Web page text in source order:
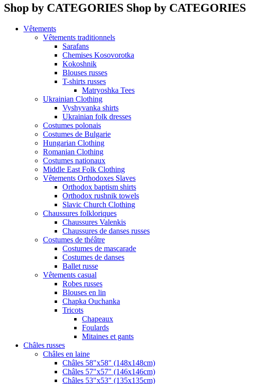
Shop by CATEGORIES Shop by CATEGORIES
Vêtements
Vêtements traditionnels
Sarafans
Chemises Kosovorotka
Kokoshnik
Blouses russes
T-shirts russes
Matryoshka Tees
Ukrainian Clothing
Vyshyvanka shirts
Ukrainian folk dresses
Costumes polonais
Costumes de Bulgarie
Hungarian Clothing
Romanian Clothing
Costumes nationaux
Middle East Folk Clothing
Vêtements Orthodoxes Slaves
Orthodox baptism shirts
Orthodox rushnik towels
Slavic Church Clothing
Chaussures folkloriques
Chaussures Valenkis
Chaussures de danses russes
Costumes de théâtre
Costumes de mascarade
Costumes de danses
Ballet russe
Vêtements casual
Robes russes
Blouses en lin
Chapka Ouchanka
Tricots
Chapeaux
Foulards
Mitaines et gants
Châles russes
Châles en laine
Châles 58"x58" (148x148cm)
Châles 57"x57" (146x146cm)
Châles 53"x53" (135x135cm)